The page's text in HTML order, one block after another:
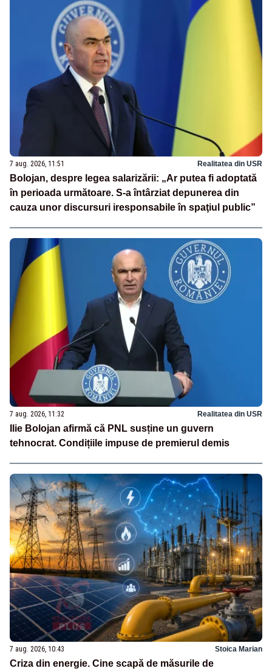
7 aug. 2026, 11:51 Realitatea din USR
Bolojan, despre legea salarizării: „Ar putea fi adoptată
în perioada următoare. S-a întârziat depunerea din
cauza unor discursuri iresponsabile în spaţiul public”
7 aug. 2026, 11:32 Realitatea din USR
Ilie Bolojan afirmă că PNL susține un guvern
tehnocrat. Condițiile impuse de premierul demis
7 aug. 2026, 10:43 Stoica Marian
Criza din energie. Cine scapă de măsurile de